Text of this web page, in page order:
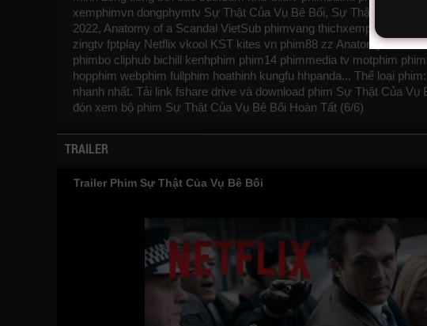
xemphimvn dongphymtv Sự Thật Của Vụ Bê Bối, Sự Thật Của Vụ
2022, Anatomy of a Scandal VietSub phimvang thichxemphim
zingtv fptplay Netflix vkool KST kites vn phim88 zz Anatomy of a
phimbo cliphub bichill kenhphim phim14 phimmedia tv motphim
hopphim webphim fullphim hoathinh kungfu hhpanda... Thể loại
nhanh nhất. Tải link fshare drive và download phim Sự Thật Của
đón xem bộ phim Sự Thật Của Vụ Bê Bối Hoàn Tất (6/6)
TRAILER
Trailer Phim Sự Thật Của Vụ Bê Bối